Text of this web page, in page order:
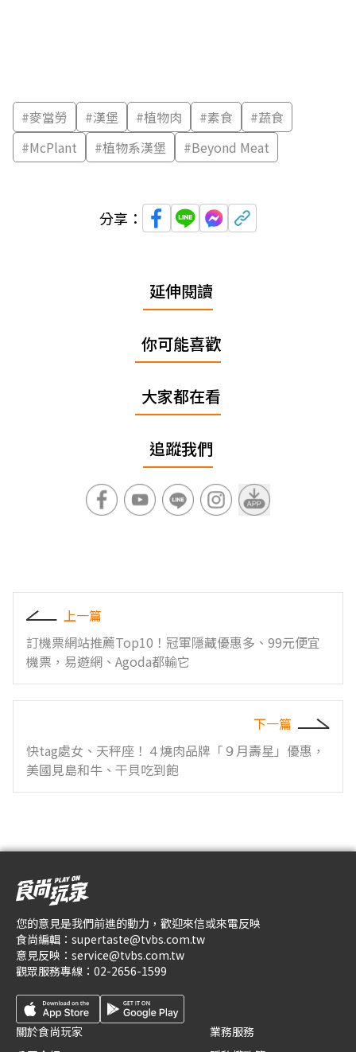
#麥當勞 #漢堡 #植物肉 #素食 #蔬食
#McPlant #植物系漢堡 #Beyond Meat
分享：
延伸閱讀
你可能喜歡
大家都在看
追蹤我們
上一篇
訂機票網站推薦Top10！冠軍隱藏優惠多、99元便宜
機票，易遊網、Agoda都輸它
下一篇
快tag處女、天秤座！４燒肉品牌「９月壽星」優惠，
美國見島和牛、干貝吃到飽
您的意見是我們前進的動力，歡迎來信或來電反映
食尚編輯： supertaste@tvbs.com.tw
意見反映： service@tvbs.com.tw
觀眾服務專線： 02-2656-1599
關於食尚玩家
業務服務